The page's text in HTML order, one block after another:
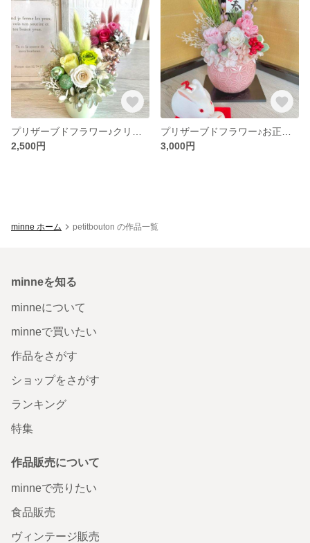
2,500円
3,000円
minne ホーム petitbouton の作品一覧
minneを知る
minneについて
minneで買いたい
作品をさがす
ショップをさがす
ランキング
特集
作品販売について
minneで売りたい
食品販売
ヴィンテージ販売